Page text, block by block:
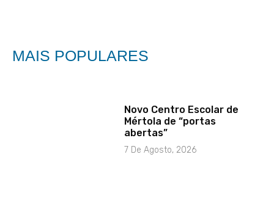
MAIS POPULARES
Novo Centro Escolar de
Mértola de “portas
abertas”
7 De Agosto, 2026